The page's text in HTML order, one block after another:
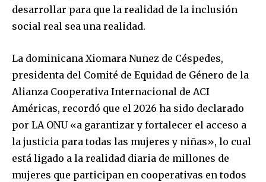
desarrollar para que la realidad de la inclusión
social real sea una realidad.
La dominicana Xiomara Nunez de Céspedes,
presidenta del Comité de Equidad de Género de la
Alianza Cooperativa Internacional de ACI
Américas, recordó que el 2026 ha sido declarado
por LA ONU «a garantizar y fortalecer el acceso a
la justicia para todas las mujeres y niñas», lo cual
está ligado a la realidad diaria de millones de
mujeres que participan en cooperativas en todos